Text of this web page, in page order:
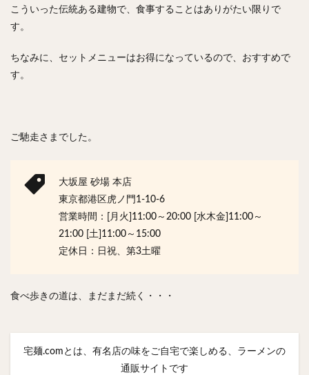
こういった伝統ある建物で、食事することはありがたい限りで
す。
ちなみに、セットメニューはお得になっているので、おすすめで
す。
ご馳走さまでした。
大坂屋 砂場 本店
東京都港区虎ノ門1-10-6
営業時間：[月火]11:00～20:00 [水木金]11:00～
21:00 [土]11:00～15:00
定休日：日祝、第3土曜
食べ歩きの道は、まだまだ続く・・・
宅麺.comとは、有名店の味をご自宅で楽しめる、ラーメンの
通販サイトです